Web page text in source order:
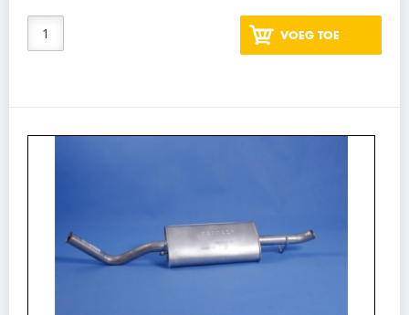
VOEG TOE